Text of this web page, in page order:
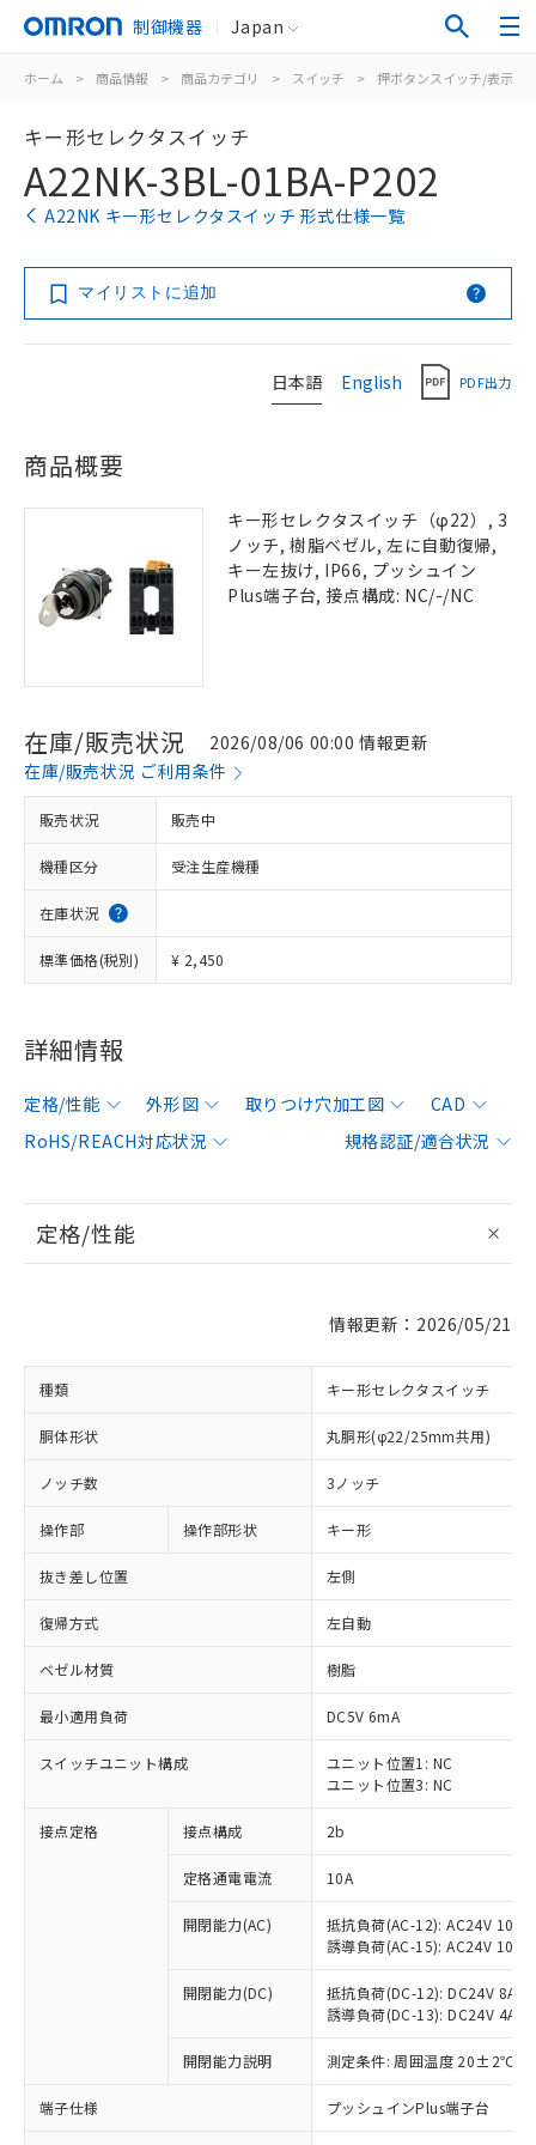
制御機器 Japan
ホーム > 商品情報 > 商品カテゴリ > スイッチ > 押ボタンスイッチ/表示灯
キー形セレクタスイッチ
A22NK-3BL-01BA-P202
A22NK キー形セレクタスイッチ 形式仕様一覧
マイリストに追加
日本語 English PDF出力
商品概要
キー形セレクタスイッチ（φ22）, 3
ノッチ, 樹脂ベゼル, 左に自動復帰,
キー左抜け, IP66, プッシュイン
Plus端子台, 接点構成: NC/-/NC
在庫/販売状況
2026/08/06 00:00 情報更新
在庫/販売状況 ご利用条件
販売状況 販売中
機種区分 受注生産機種
在庫状況
標準価格(税別) ¥ 2,450
詳細情報
定格/性能 外形図 取りつけ穴加工図
CAD
RoHS/REACH対応状況
規格認証/適合状況
定格/性能
情報更新：2026/05/21
種類 キー形セレクタスイッチ
胴体形状 丸胴形(φ22/25mm共用)
ノッチ数 3ノッチ
操作部 操作部形状 キー形
抜き差し位置 左側
復帰方式 左自動
ベゼル材質 樹脂
最小適用負荷 DC5V 6mA
スイッチユニット構成
ユニット位置1: NC
ユニット位置3: NC
接点定格 接点構成 2b
定格通電電流 10A
開閉能力(AC)
抵抗負荷(AC-12): AC24V 10A/
誘導負荷(AC-15): AC24V
開閉能力(DC)
抵抗負荷(DC-12): DC24V 8A/
誘導負荷(DC-13): DC24V 4A/
開閉能力説明 測定条件: 周囲温度 20±2℃、
端子仕様 プッシュインPlus端子台
ご利用条件
以下の条件をお読みいただき、同意のうえ
対応済み：EU RoHS指令（10物質）の
非含有に対応した製品が提供可能な商品で
対応予定：EU RoHS指令（10物質）の非含
有に対応した製品に切り替える予定のある
対応予定なし：EU RoHS指令（10物質）の
非含有に非対応の商品で、対応品を出す予